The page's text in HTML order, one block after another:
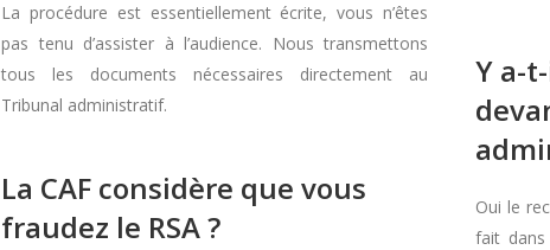
La procédure est essentiellement écrite, vous n’êtes
pas tenu d’assister à l’audience. Nous transmettons
tous les documents nécessaires directement au
Tribunal administratif.
La CAF considère que vous
fraudez le RSA ?
Y a-
Oui le
fait dans